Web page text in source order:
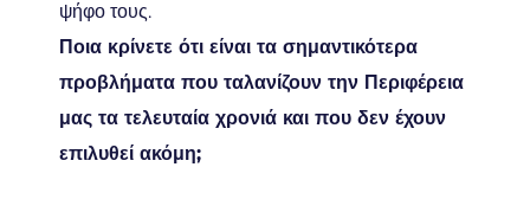
ψήφο τους.
Ποια κρίνετε ότι είναι τα σημαντικότερα
προβλήματα που ταλανίζουν την Περιφέρεια
μας τα τελευταία χρονιά και που δεν έχουν
επιλυθεί ακόμη;